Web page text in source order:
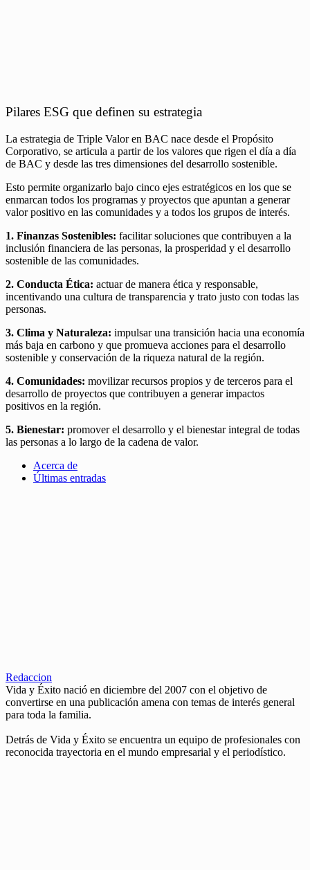
Pilares ESG que definen su estrategia
La estrategia de Triple Valor en BAC nace desde el Propósito
Corporativo, se articula a partir de los valores que rigen el día a día
de BAC y desde las tres dimensiones del desarrollo sostenible.
Esto permite organizarlo bajo cinco ejes estratégicos en los que se
enmarcan todos los programas y proyectos que apuntan a generar
valor positivo en las comunidades y a todos los grupos de interés.
1. Finanzas Sostenibles: facilitar soluciones que contribuyen a la
inclusión financiera de las personas, la prosperidad y el desarrollo
sostenible de las comunidades.
2. Conducta Ética: actuar de manera ética y responsable,
incentivando una cultura de transparencia y trato justo con todas las
personas.
3. Clima y Naturaleza: impulsar una transición hacia una economía
más baja en carbono y que promueva acciones para el desarrollo
sostenible y conservación de la riqueza natural de la región.
4. Comunidades: movilizar recursos propios y de terceros para el
desarrollo de proyectos que contribuyen a generar impactos
positivos en la región.
5. Bienestar: promover el desarrollo y el bienestar integral de todas
las personas a lo largo de la cadena de valor.
Acerca de
Últimas entradas
Redaccion
Vida y Éxito nació en diciembre del 2007 con el objetivo de
convertirse en una publicación amena con temas de interés general
para toda la familia.
Detrás de Vida y Éxito se encuentra un equipo de profesionales con
reconocida trayectoria en el mundo empresarial y el periodístico.